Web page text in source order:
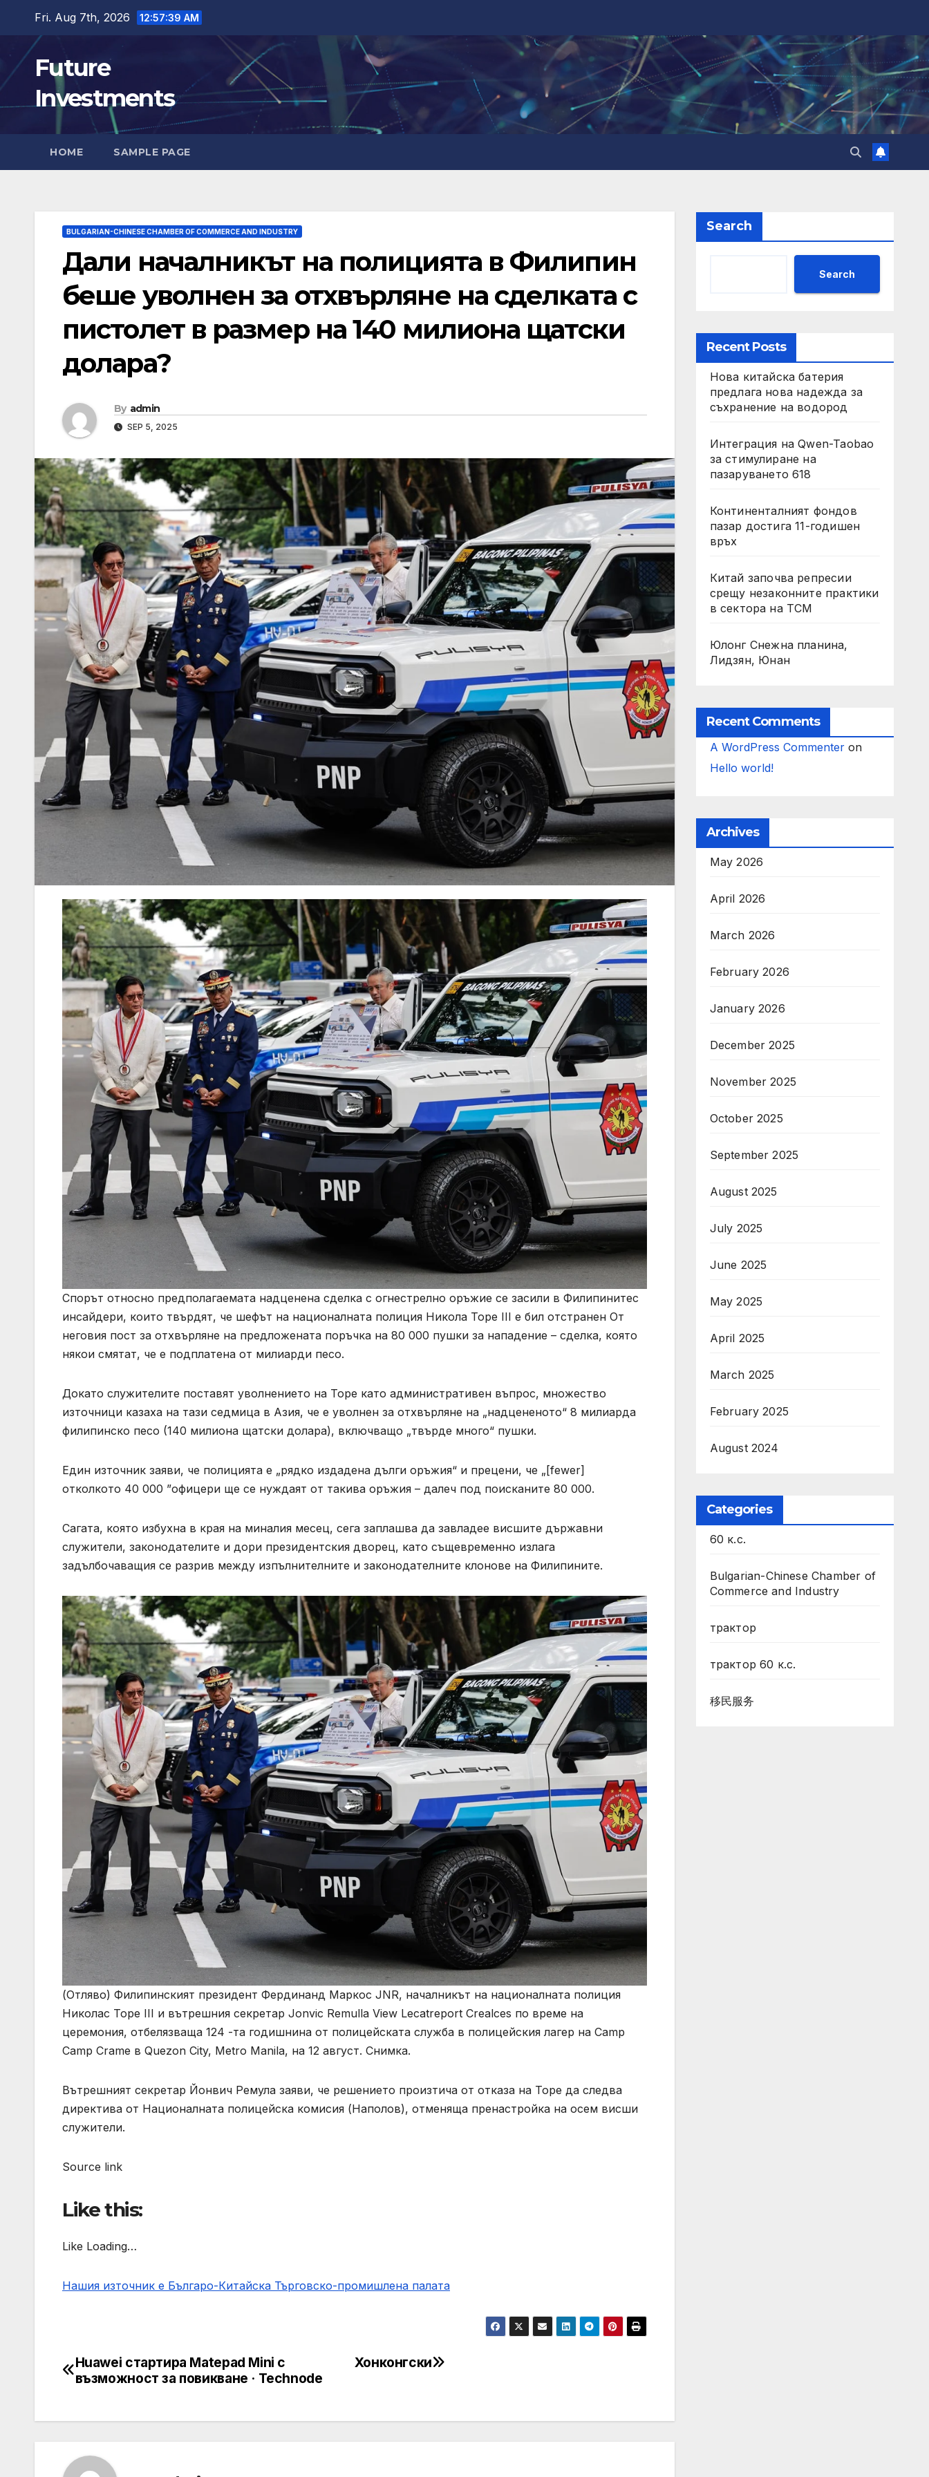
content
Fri. Aug 7th, 2026 12:57:40 AM
Future
Investments
HOME SAMPLE PAGE
BULGARIAN-CHINESE CHAMBER OF COMMERCE AND INDUSTRY
Дали началникът на полицията в Филипин
беше уволнен за отхвърляне на сделката с
пистолет в размер на 140 милиона щатски
долара?
By admin
SEP 5, 2025
Спорът относно предполагаемата надценена сделка с огнестрелно оръжие се засили в Филипинитес
инсайдери, които твърдят, че шефът на националната полиция Никола Торе III е бил отстранен От
неговия пост за отхвърляне на предложената поръчка на 80 000 пушки за нападение – сделка, която
някои смятат, че е подплатена от милиарди песо.
Докато служителите поставят уволнението на Торе като административен въпрос, множество
източници казаха на тази седмица в Азия, че е уволнен за отхвърляне на „надцененото“ 8 милиарда
филипинско песо (140 милиона щатски долара), включващо „твърде много“ пушки.
Един източник заяви, че полицията е „рядко издадена дълги оръжия“ и прецени, че „[fewer]
отколкото 40 000 ”офицери ще се нуждаят от такива оръжия – далеч под поисканите 80 000.
Сагата, която избухна в края на миналия месец, сега заплашва да завладее висшите държавни
служители, законодателите и дори президентския дворец, като същевременно излага
задълбочаващия се разрив между изпълнителните и законодателните клонове на Филипините.
(Отляво) Филипинският президент Фердинанд Маркос JNR, началникът на националната полиция
Николас Торе III и вътрешния секретар Jonvic Remulla View Lecatreport Crealces по време на
церемония, отбелязваща 124 -та годишнина от полицейската служба в полицейския лагер на Camp
Camp Crame в Quezon City, Metro Manila, на 12 август. Снимка.
Вътрешният секретар Йонвич Ремула заяви, че решението произтича от отказа на Торе да следва
директива от Националната полицейска комисия (Наполов), отменяща пренастройка на осем висши
служители.
Source link
Like this:
Like Loading…
Нашия източник е Българо-Китайска Търговско-промишлена палaта
Post
Хонконгски
Huawei стартира Matepad Mini с
възможност за повикване · Technode
Search
Search
Recent Posts
Нова китайска батерия
предлага нова надежда за
съхранение на водород
Интеграция на Qwen-Taobao
за стимулиране на
пазаруването 618
Континенталният фондов
пазар достига 11-годишен
връх
Китай започва репресии
срещу незаконните практики
в сектора на TCM
Юлонг Снежна планина,
Лидзян, Юнан
Recent Comments
A WordPress Commenteron
Hello world!
Archives
May 2026
April 2026
March 2026
February 2026
January 2026
December 2025
November 2025
October 2025
September 2025
August 2025
July 2025
June 2025
May 2025
April 2025
March 2025
February 2025
August 2024
Categories
60 к.с.
Bulgarian-Chinese Chamber of
Commerce and Industry
трактор
трактор 60 к.с.
移民服务